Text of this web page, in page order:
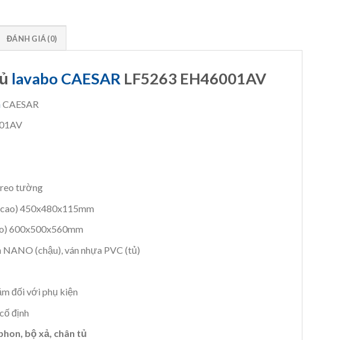
ĐÁNH GIÁ (0)
lavabo CAESAR LF5263 EH46001AV
CAESAR
tường
450x480x115mm
600x500x560mm
(chậu), ván nhựa PVC (tủ)
đối với phụ kiện
định
bộ xả, chân tủ